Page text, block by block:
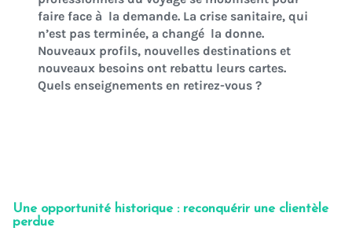
Une opportunité historique : reconquérir une clientèle
perdue